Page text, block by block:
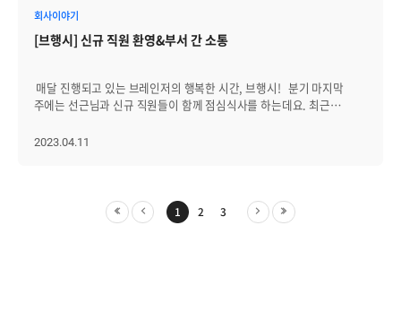
회사이야기
[브행시] 신규 직원 환영&부서 간 소통
매달 진행되고 있는 브레인저의 행복한 시간, 브행시! 분기 마지막
주에는 선근님과 신규 직원들이 함께 점심식사를 하는데요. 최근
사원부터 팀장까지, 회의실에 한가득 모여 선근님과 도란도란 이야기를
늘어나고 있는데요. 주니어급 직원들끼리 두 차례에 걸쳐 식사를
진행했습니다. 이날은 해외 워크숍을 앞두고 있던터라, 숙소는 누구와
2023.04.11
1 2 3